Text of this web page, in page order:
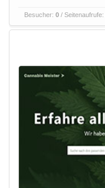
Besucher: 0/ Seitenaufrufe: